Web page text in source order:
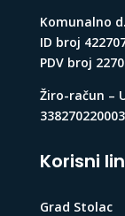
Komunalno
ID broj
PDV broj
Žiro-račun –
Korisni
Grad Stolac